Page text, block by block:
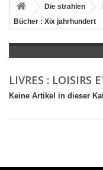
Die strahlen
Bücher : Xix jahrhundert
LIVRES : LOISIRS
Keine Artikel in dieser